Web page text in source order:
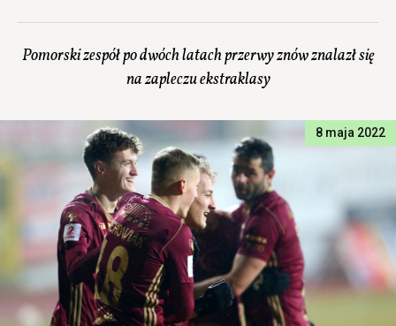
Pomorski zespół po dwóch latach przerwy znów znalazł się
na zapleczu ekstraklasy
8 maja 2022